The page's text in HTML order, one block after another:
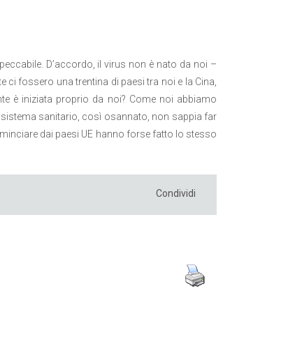
D’accordo, il virus non è nato da noi –
fossero una trentina di paesi tra noi e la Cina,
è iniziata proprio da noi? Come noi abbiamo
sanitario, così osannato, non sappia far
dai paesi UE hanno forse fatto lo stesso
Condividi